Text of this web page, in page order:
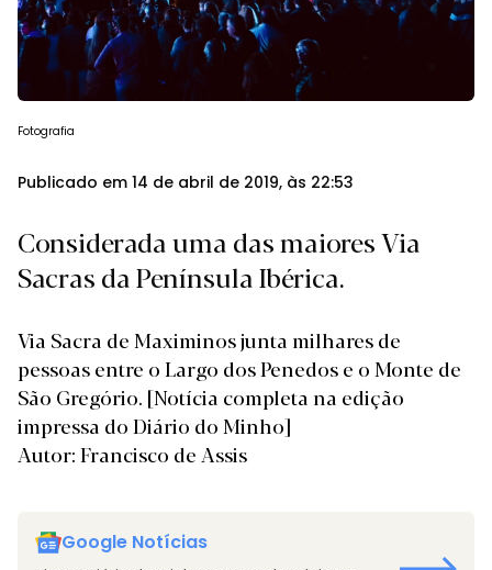
Fotografia
Publicado em 14 de abril de 2019, às 22:53
Considerada uma das maiores Via
Sacras da Península Ibérica.
Via Sacra de Maximinos junta milhares de
pessoas entre o Largo dos Penedos e o Monte de
São Gregório. [Notícia completa na edição
impressa do Diário do Minho]
Autor: Francisco de Assis
Google Notícias